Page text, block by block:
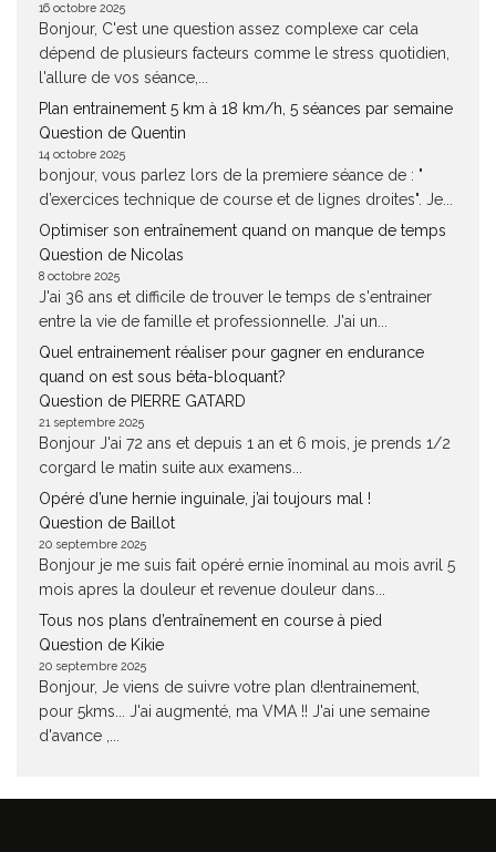
16 octobre 2025
Bonjour, C'est une question assez complexe car cela
dépend de plusieurs facteurs comme le stress quotidien,
l'allure de vos séance,...
Plan entrainement 5 km à 18 km/h, 5 séances par semaine
Question de Quentin
14 octobre 2025
bonjour, vous parlez lors de la premiere séance de : "
d’exercices technique de course et de lignes droites". Je...
Optimiser son entraînement quand on manque de temps
Question de Nicolas
8 octobre 2025
J'ai 36 ans et difficile de trouver le temps de s'entrainer
entre la vie de famille et professionnelle. J'ai un...
Quel entrainement réaliser pour gagner en endurance
quand on est sous béta-bloquant?
Question de PIERRE GATARD
21 septembre 2025
Bonjour J'ai 72 ans et depuis 1 an et 6 mois, je prends 1/2
corgard le matin suite aux examens...
Opéré d’une hernie inguinale, j’ai toujours mal !
Question de Baillot
20 septembre 2025
Bonjour je me suis fait opéré ernie înominal au mois avril 5
mois apres la douleur et revenue douleur dans...
Tous nos plans d’entraînement en course à pied
Question de Kikie
20 septembre 2025
Bonjour, Je viens de suivre votre plan d!entrainement,
pour 5kms... J'ai augmenté, ma VMA !! J'ai une semaine
d'avance ,...